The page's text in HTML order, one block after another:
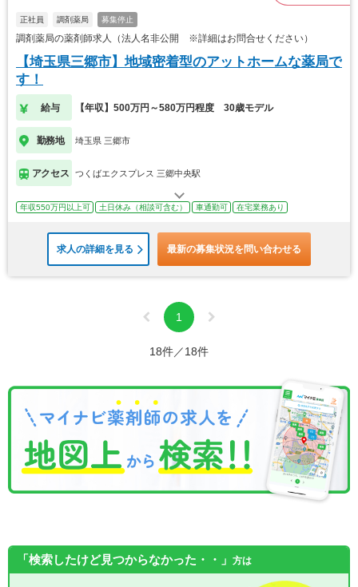
正社員 調剤薬局 募集停止
調剤薬局の薬剤師求人（法人名非公開 ※詳細はお問合せください）
【埼玉県三郷市】地域密着型のアットホームな薬局で
す！
給与 【年収】500万円～580万円程度 30歳モデル
勤務地 埼玉県 三郷市
アクセス つくばエクスプレス 三郷中央駅
年収550万円以上可 土日休み（相談可含む） 車通勤可 在宅業務あり
求人の詳細を見る 最新の募集状況を問い合わせる
1
18件／18件
「検索したけど見つからなかった・・」 方は